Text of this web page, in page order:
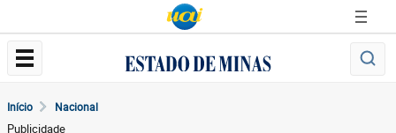
Início Nacional
Publicidade